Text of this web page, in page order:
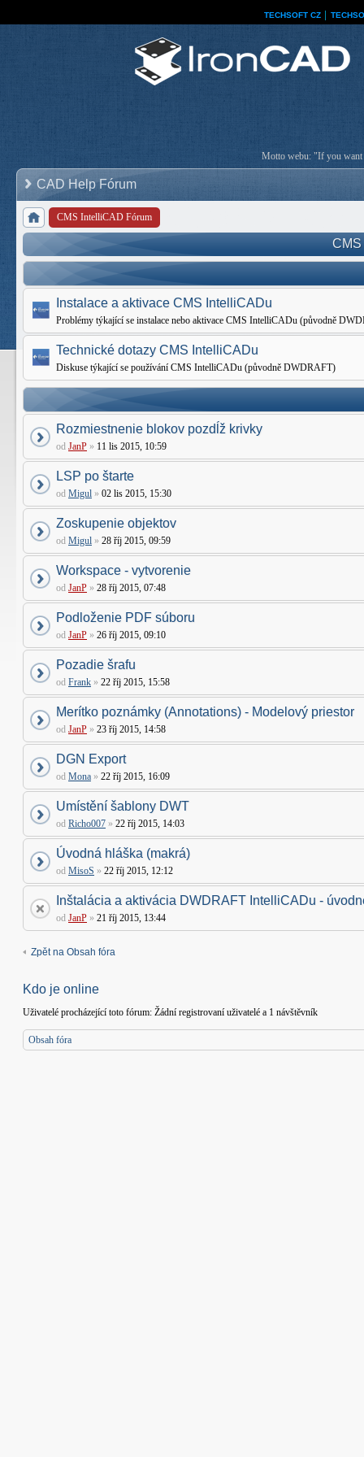
TECHSOFT CZ
Motto webu: "If you want
CAD Help Fórum
CMS IntelliCAD Fórum
Instalace a aktivace CMS IntelliCADu
Problémy týkající se instalace nebo aktivace CMS IntelliCADu (původně
Technické dotazy CMS IntelliCADu
Diskuse týkající se používání CMS IntelliCADu (původně DWDRAFT)
Rozmiestnenie blokov pozdĺž krivky
od JanP » 11 lis 2015, 10:59
LSP po štarte
od Migul » 02 lis 2015, 15:30
Zoskupenie objektov
od Migul » 28 říj 2015, 09:59
Workspace - vytvorenie
od JanP » 28 říj 2015, 07:48
Podloženie PDF súboru
od JanP » 26 říj 2015, 09:10
Pozadie šrafu
od Frank » 22 říj 2015, 15:58
Merítko poznámky (Annotations) - Modelový priestor
od JanP » 23 říj 2015, 14:58
DGN Export
od Mona » 22 říj 2015, 16:09
Umístění šablony DWT
od Richo007 » 22 říj 2015, 14:03
Úvodná hláška (makrá)
od MisoS » 22 říj 2015, 12:12
Inštalácia a aktivácia DWDRAFT IntelliCADu -
od JanP » 21 říj 2015, 13:44
Zpět na Obsah fóra
Kdo je online
Uživatelé procházející toto fórum: Žádní registrovaní uživatelé a 1 návštěvník
Obsah fóra